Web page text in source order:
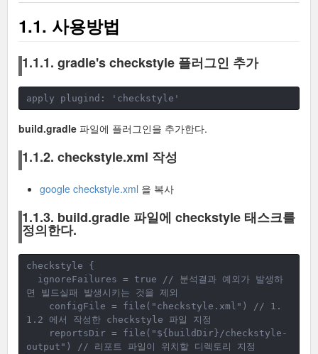
1.1. 사용방법
1.1.1. gradle's checkstyle 플러그인 추가
apply plugind: 'checkstyle'
build.gradle 파일에 플러그인을 추가한다.
1.1.2. checkstyle.xml 작성
google checkstyle.xml 을 복사
1.1.3. build.gradle 파일에 checkstyle 태스크를
정의한다.
checkstyle {
ignoreFailures = true // 분석결과 예외가 발생하
면 빌드실패 발생시키는 것을 제외
configFile = file("checkstyle.xml") // 1.
1.2 에서 작성한 checkstyle 파일 지정
reportsDir = file("${buildDir}/checkstyle-
output") // 리포트 파일이 위치할 디렉토리 지정